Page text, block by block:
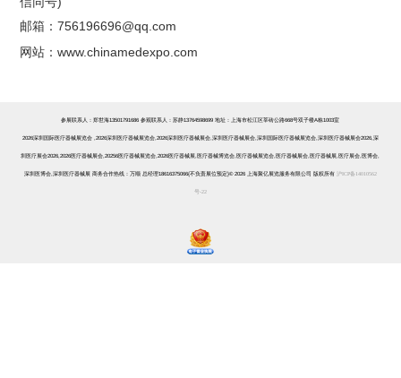
邮箱：756196696@qq.com
网站：www.chinamedexpo.com
参展联系人：郑世海13501791686 参观联系人：苏静13764598699地址：上海市松江区莘砖公路668号双子楼A栋1003室
2026深圳国际医疗器械展览会 ,2026深圳医疗器械展览会,2026深圳医疗器械展会,深圳医疗器械展会,深圳国际医疗器械展览会,深圳医疗器械展会2026,深
圳医疗展会2026,2026医疗器械展会,20256医疗器械展览会,2026医疗器械展, 医疗器械博览会, 医疗器械展览会, 医疗器械展会, 医疗器械展, 医疗展会, 医博会,
深圳医博会,深圳医疗器械展 商务合作热线：万顺 总经理18616375066{不负责展位预定}© 2026 上海聚亿展览服务有限公司 版权所有 沪ICP备14010562
号-22